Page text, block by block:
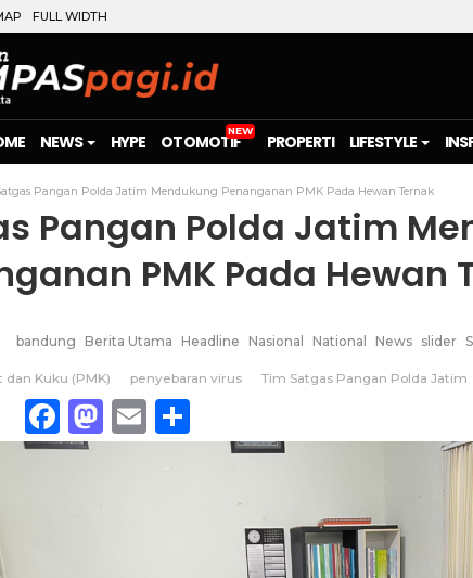
FULL WIDTH
NEWS HYPE OTOMOTIF PROPERTI LIFESTYLE
Pangan Polda Jatim Mendukung Penanganan PMK Pada Hewan Ternak
Pangan Polda Jatim
PMK Pada Hewan
bandung Berita Utama Headline Nasional National News slider
Kuku (PMK) penyebaran virus Tim Satgas Pangan Polda Jatim
Facebook
Mastodon
Email